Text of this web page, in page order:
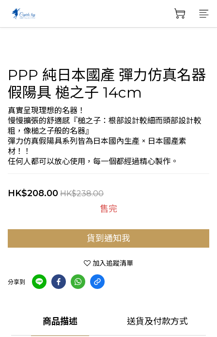
PPP 純日本國產 彈力仿真名器
假陽具 槌之子 14cm
真實呈現理想的名器！
慢慢擴張的舒適感『槌之子：根部設計較細而頭部設計較
粗，像槌之子般的名器』
彈力仿真假陽具系列皆為日本國內生產 × 日本國產素
材！！
任何人都可以放心使用，每一個都經過精心製作。
HK$208.00 HK$238.00
售完
貨到通知我
加入追蹤清單
分享到
商品描述 送貨及付款方式